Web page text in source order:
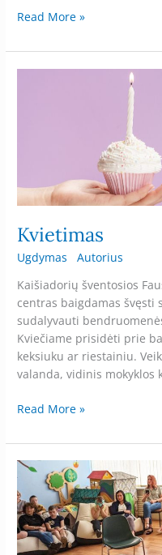
Read More »
Kvietimas
Ugdymas Autorius
Kaišiadorių šventosios
centras baigdamas švęsti
sudalyvauti
Kviečiame prisidėti prie
keksiuku ar riestainiu.
valanda, vidinis mokyklos
Read More »
Ypatingas
pirmadienis
dienos
socialinės
globos